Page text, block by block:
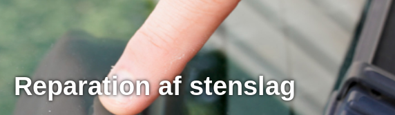
Reparation af stenslag